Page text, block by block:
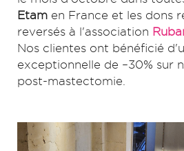
Etam en France et les dons
reversés à l'association
Nos clientes ont bénéficié
exceptionnelle de –30% sur
post-mastectomie.